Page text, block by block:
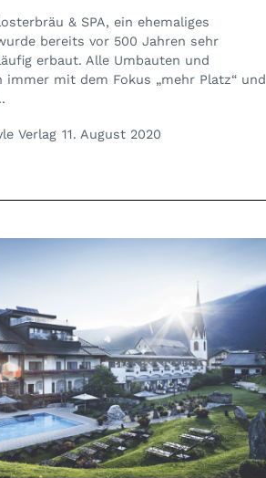
& SPA, ein ehemaliges
bereits vor 500 Jahren sehr
erbaut. Alle Umbauten und
immer mit dem Fokus „mehr Platz“ und
Verlag 11. August 2020